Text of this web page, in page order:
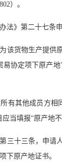
）。
》第二十七条申
货物生产提供原
易协定项下原产
其他成员方相
当填报“原产地
十三条，申请人
下原产地证书。